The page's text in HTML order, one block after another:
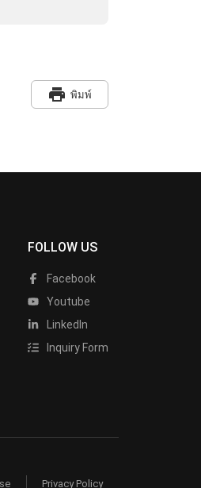
print พิมพ์
FOLLOW US
Facebook
Youtube
LinkedIn
Inquiry Form
Privacy Policy